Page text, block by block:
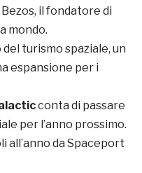
il fondatore di
mondo.
del turismo spaziale, un
espansione per i
conta di passare
per l’anno prossimo.
all’anno da Spaceport